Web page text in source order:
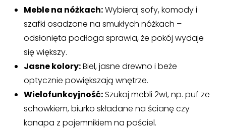
Meble na nóżkach:Wybieraj sofy, komody i
szafki osadzone na smukłych nóżkach –
odsłonięta podłoga sprawia, że pokój wydaje
się większy.
Jasne kolory:Biel, jasne drewno i beże
optycznie powiększają wnętrze.
Wielofunkcyjność:Szukaj mebli 2w1, np. puf ze
schowkiem, biurko składane na ścianę czy
kanapa z pojemnikiem na pościel.